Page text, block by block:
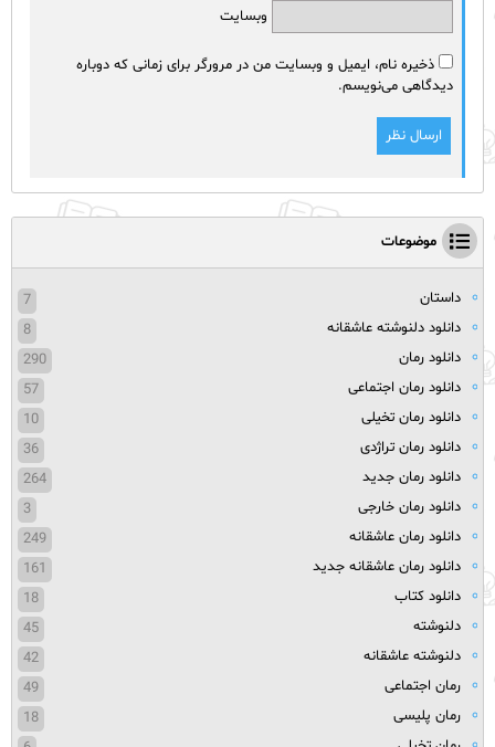
وبسایت
ذخیره نام، ایمیل و وبسایت من در مرورگر برای زمانی که دوباره
دیدگاهی می‌نویسم.
موضوعات
داستان
7
دانلود دلنوشته عاشقانه
8
دانلود رمان
290
دانلود رمان اجتماعی
57
دانلود رمان تخیلی
10
دانلود رمان تراژدی
36
دانلود رمان جدید
264
دانلود رمان خارجی
3
دانلود رمان عاشقانه
249
دانلود رمان عاشقانه جدید
161
دانلود کتاب
18
دلنوشته
45
دلنوشته عاشقانه
42
رمان اجتماعی
49
رمان پلیسی
18